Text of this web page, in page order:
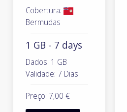
Cobertura:
Bermudas
1 GB - 7 days
Dados: 1 GB
Validade: 7 Dias
Preço: 7,00 €